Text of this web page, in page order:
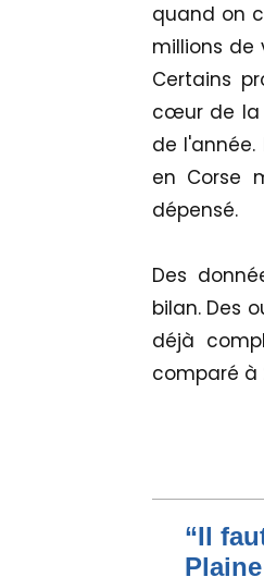
quand on
millions de
Certains
cœur de la
de
en Corse
dépensé.
Des
bilan. Des
déjà
comparé à
“Il